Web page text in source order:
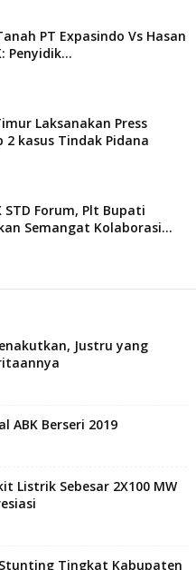
PT Expasindo Vs Hasan
Penyidik...
Laksanakan Press
2 kasus Tindak Pidana
STD Forum, Plt Bupati
Semangat Kolaborasi...
Justru yang
ABK Berseri 2019
Listrik Sebesar 2X100 MW
Tingkat Kabupaten